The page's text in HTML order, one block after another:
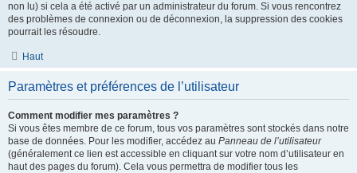
non lu) si cela a été activé par un administrateur du forum. Si vous rencontrez
des problèmes de connexion ou de déconnexion, la suppression des cookies
pourrait les résoudre.
Haut
Paramètres et préférences de l’utilisateur
Comment modifier mes paramètres ?
Si vous êtes membre de ce forum, tous vos paramètres sont stockés dans notre
base de données. Pour les modifier, accédez au Panneau de l’utilisateur
(généralement ce lien est accessible en cliquant sur votre nom d’utilisateur en
haut des pages du forum). Cela vous permettra de modifier tous les